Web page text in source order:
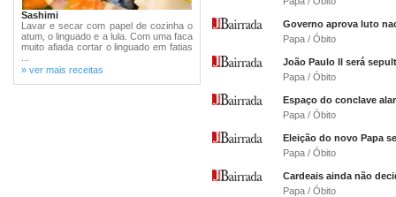
Sashimi
Lavar e secar com papel de cozinha o
atum, o linguado e a lula. Com uma faca
muito afiada cortar o linguado em fatias
» ver mais receitas
Governo aprova luto
Papa / Óbito
João Paulo II será
Papa / Óbito
Espaço do conclave
Papa / Óbito
Eleição do novo Papa
Papa / Óbito
Cardeais ainda não
Papa / Óbito